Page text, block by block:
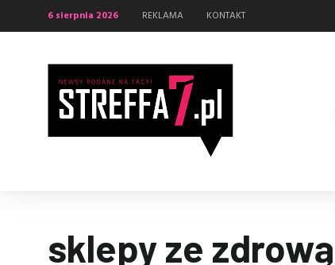
6 sierpnia 2026 REKLAMA KONTAKT
sklepy ze